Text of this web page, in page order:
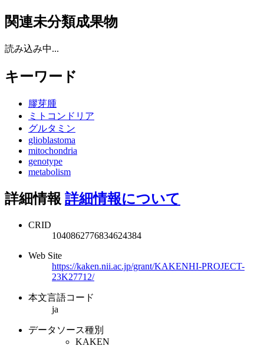
関連未分類成果物
読み込み中...
キーワード
膠芽腫
ミトコンドリア
グルタミン
glioblastoma
mitochondria
genotype
metabolism
詳細情報 詳細情報について
CRID
1040862776834624384
Web Site
https://kaken.nii.ac.jp/grant/KAKENHI-PROJECT-
23K27712/
本文言語コード
ja
データソース種別
KAKEN